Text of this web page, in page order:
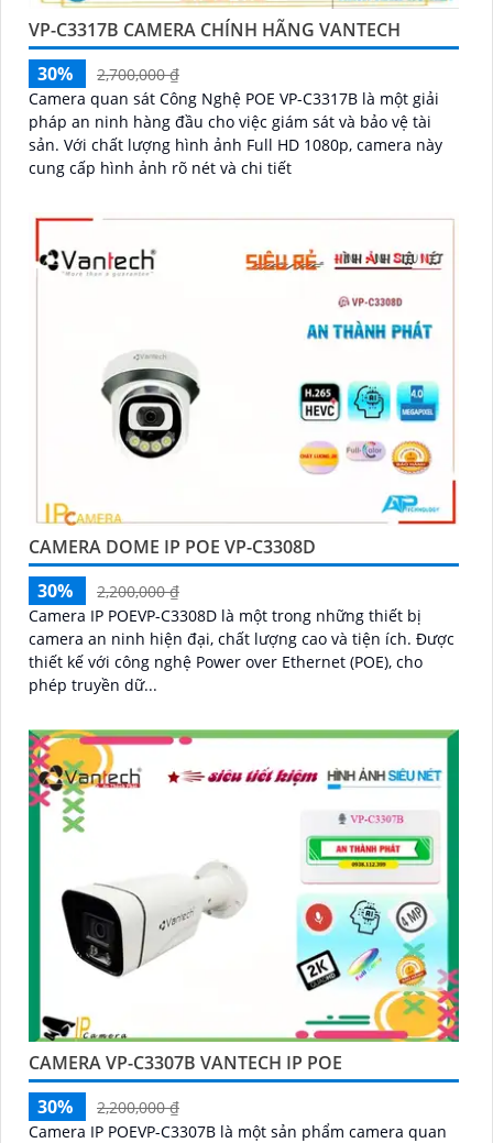
VP-C3317B CAMERA CHÍNH HÃNG VANTECH
30%
2,700,000 ₫
Camera quan sát Công Nghệ POE VP-C3317B là một giải
pháp an ninh hàng đầu cho việc giám sát và bảo vệ tài
sản. Với chất lượng hình ảnh Full HD 1080p, camera này
cung cấp hình ảnh rõ nét và chi tiết
CAMERA DOME IP POE VP-C3308D
30%
2,200,000 ₫
Camera IP POEVP-C3308D là một trong những thiết bị
camera an ninh hiện đại, chất lượng cao và tiện ích. Được
thiết kế với công nghệ Power over Ethernet (POE), cho
phép truyền dữ...
CAMERA VP-C3307B VANTECH IP POE
30%
2,200,000 ₫
Camera IP POEVP-C3307B là một sản phẩm camera quan